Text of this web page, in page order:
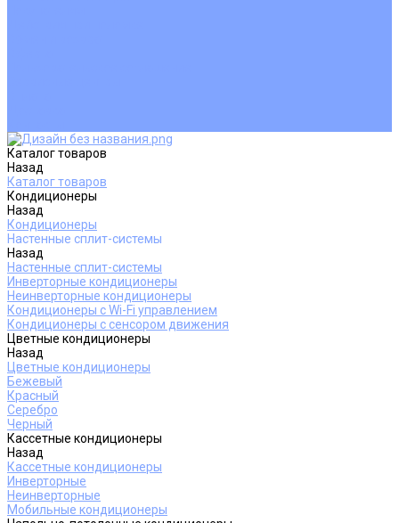
Каталог товаров
Назад
Каталог товаров
Кондиционеры
Назад
Кондиционеры
Настенные сплит-системы
Назад
Настенные сплит-системы
Инверторные кондиционеры
Неинверторные кондиционеры
Кондиционеры с Wi-Fi управлением
Кондиционеры с сенсором движения
Цветные кондиционеры
Назад
Цветные кондиционеры
Бежевый
Красный
Серебро
Черный
Кассетные кондиционеры
Назад
Кассетные кондиционеры
Инверторные
Неинверторные
Мобильные кондиционеры